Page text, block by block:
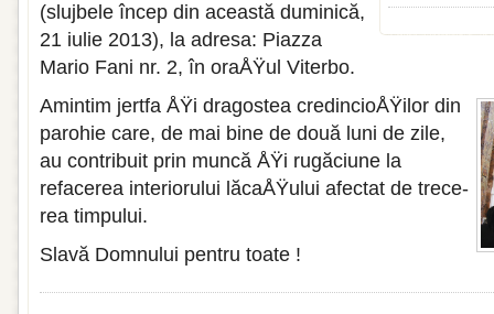
(slujbele încep din această duminică,
21 iulie 2013), la adresa: Piazza
Mario Fani nr. 2, în oraÅŸul Viterbo.
Amintim jertfa ÅŸi dragostea credincioÅŸilor din
parohie care, de mai bine de două luni de zile,
au contribuit prin muncă ÅŸi rugăciune la
refacerea interiorului lăcaÅŸului afectat de trece­
rea timpului.
Slavă Domnului pentru toate !